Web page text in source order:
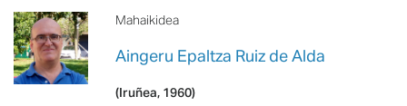
Mahaikidea
Aingeru Epaltza Ruiz de Alda
(Iruñea, 1960)